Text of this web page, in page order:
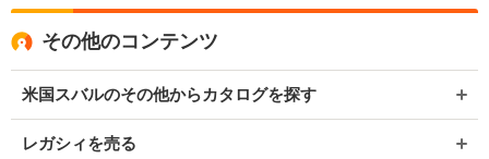
その他のコンテンツ
米国スバルのその他からカタログを探す
レガシィを売る